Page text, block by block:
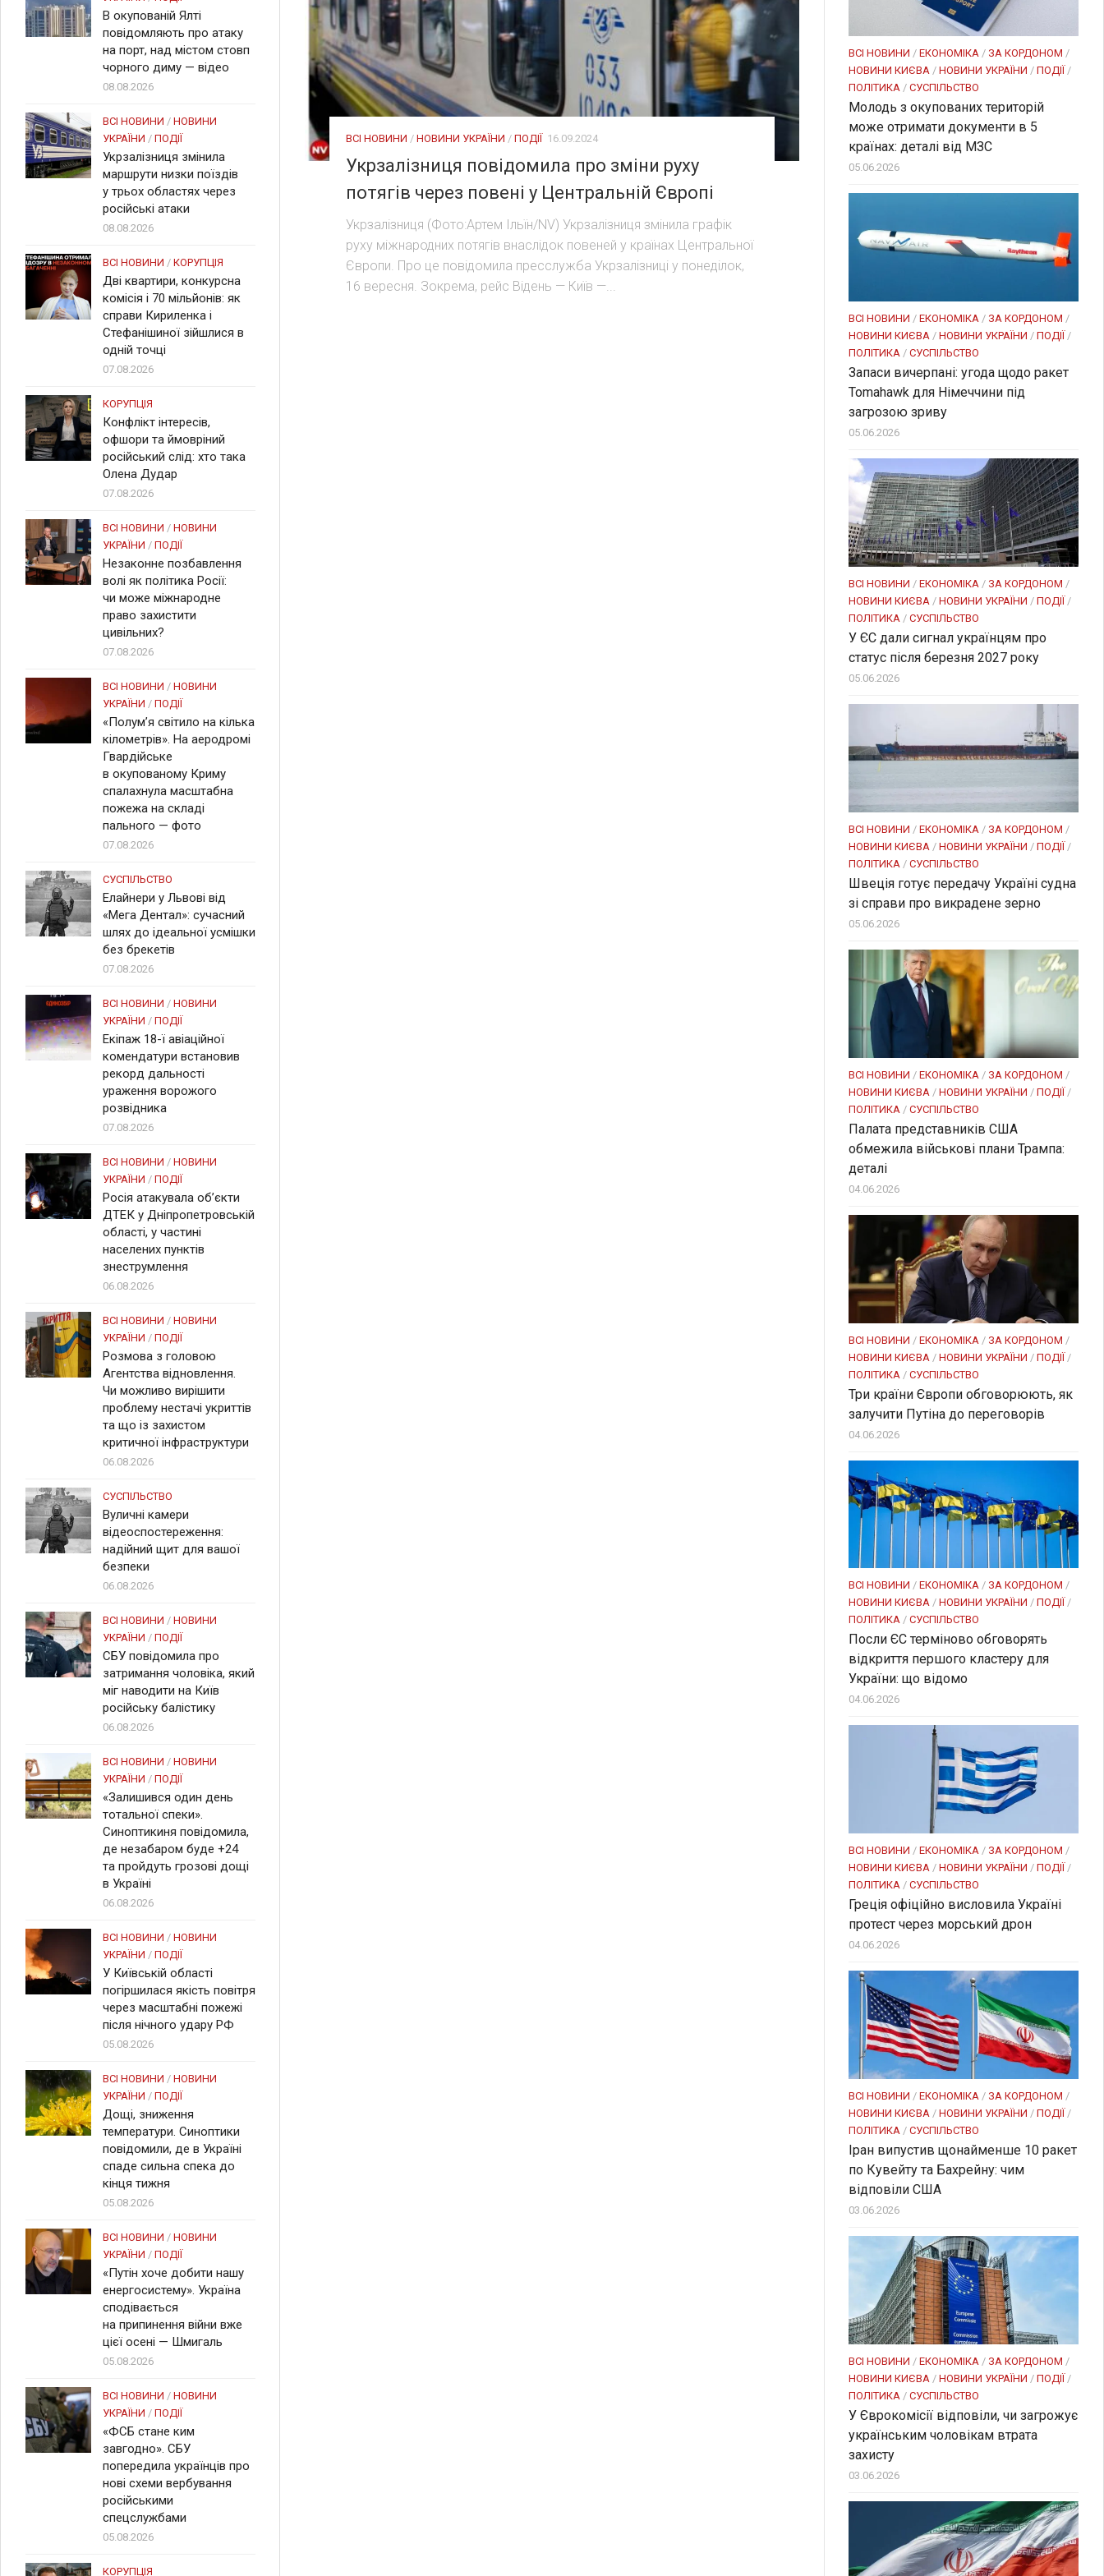
ВСІ НОВИНИ / НОВИНИ УКРАЇНИ / ПОДІЇ 16.09.2024
Укрзалізниця повідомила про зміни руху
потягів через повені у Центральній Європі
Укрзалізниця (Фото:Артем Ільїн/NV) Укрзалізниця змінила графік
руху міжнародних потягів внаслідок повеней у країнах Центральної
Європи. Про це повідомила пресслужба Укрзалізниці у понеділок,
16 вересня. Зокрема, рейс Відень — Київ —...
В окупованій Ялті
повідомляють про атаку
на порт, над містом стовп
чорного диму — відео
08.08.2026
ВСІ НОВИНИ / НОВИНИ
УКРАЇНИ / ПОДІЇ
Укрзалізниця змінила
маршрути низки поїздів
у трьох областях через
російські атаки
08.08.2026
ВСІ НОВИНИ / КОРУПЦІЯ
Дві квартири, конкурсна
комісія і 70 мільйонів: як
справи Кириленка і
Стефанішиної зійшлися в
одній точці
07.08.2026
КОРУПЦІЯ
Конфлікт інтересів,
офшори та ймовріний
російський слід: хто така
Олена Дудар
07.08.2026
ВСІ НОВИНИ / НОВИНИ
УКРАЇНИ / ПОДІЇ
Незаконне позбавлення
волі як політика Росії:
чи може міжнародне
право захистити
цивільних?
07.08.2026
ВСІ НОВИНИ / НОВИНИ
УКРАЇНИ / ПОДІЇ
«Полум’я світило на кілька
кілометрів». На аеродромі
Гвардійське
в окупованому Криму
спалахнула масштабна
пожежа на складі
пального — фото
07.08.2026
СУСПІЛЬСТВО
Елайнери у Львові від
«Мега Дентал»: сучасний
шлях до ідеальної усмішки
без брекетів
07.08.2026
ВСІ НОВИНИ / НОВИНИ
УКРАЇНИ / ПОДІЇ
Екіпаж 18-ї авіаційної
комендатури встановив
рекорд дальності
ураження ворожого
розвідника
07.08.2026
ВСІ НОВИНИ / НОВИНИ
УКРАЇНИ / ПОДІЇ
Росія атакувала об’єкти
ДТЕК у Дніпропетровській
області, у частині
населених пунктів
знеструмлення
06.08.2026
ВСІ НОВИНИ / НОВИНИ
УКРАЇНИ / ПОДІЇ
Розмова з головою
Агентства відновлення.
Чи можливо вирішити
проблему нестачі укриттів
та що із захистом
критичної інфраструктури
06.08.2026
СУСПІЛЬСТВО
Вуличні камери
відеоспостереження:
надійний щит для вашої
безпеки
06.08.2026
ВСІ НОВИНИ / НОВИНИ
УКРАЇНИ / ПОДІЇ
СБУ повідомила про
затримання чоловіка, який
міг наводити на Київ
російську балістику
06.08.2026
ВСІ НОВИНИ / НОВИНИ
УКРАЇНИ / ПОДІЇ
«Залишився один день
тотальної спеки».
Синоптикиня повідомила,
де незабаром буде +24
та пройдуть грозові дощі
в Україні
06.08.2026
ВСІ НОВИНИ / НОВИНИ
УКРАЇНИ / ПОДІЇ
У Київській області
погіршилася якість повітря
через масштабні пожежі
після нічного удару РФ
05.08.2026
ВСІ НОВИНИ / НОВИНИ
УКРАЇНИ / ПОДІЇ
Дощі, зниження
температури. Синоптики
повідомили, де в Україні
спаде сильна спека до
кінця тижня
05.08.2026
ВСІ НОВИНИ / НОВИНИ
УКРАЇНИ / ПОДІЇ
«Путін хоче добити нашу
енергосистему». Україна
сподівається
на припинення війни вже
цієї осені — Шмигаль
05.08.2026
ВСІ НОВИНИ / НОВИНИ
УКРАЇНИ / ПОДІЇ
«ФСБ стане ким
завгодно». СБУ
попередила українців про
нові схеми вербування
російськими
спецслужбами
05.08.2026
КОРУПЦІЯ
ВСІ НОВИНИ / ЕКОНОМІКА / ЗА КОРДОНОМ /
НОВИНИ КИЄВА / НОВИНИ УКРАЇНИ / ПОДІЇ /
ПОЛІТИКА / СУСПІЛЬСТВО
Молодь з окупованих територій
може отримати документи в 5
країнах: деталі від МЗС
05.06.2026
ВСІ НОВИНИ / ЕКОНОМІКА / ЗА КОРДОНОМ /
НОВИНИ КИЄВА / НОВИНИ УКРАЇНИ / ПОДІЇ /
ПОЛІТИКА / СУСПІЛЬСТВО
Запаси вичерпані: угода щодо ракет
Tomahawk для Німеччини під
загрозою зриву
05.06.2026
ВСІ НОВИНИ / ЕКОНОМІКА / ЗА КОРДОНОМ /
НОВИНИ КИЄВА / НОВИНИ УКРАЇНИ / ПОДІЇ /
ПОЛІТИКА / СУСПІЛЬСТВО
У ЄС дали сигнал українцям про
статус після березня 2027 року
05.06.2026
ВСІ НОВИНИ / ЕКОНОМІКА / ЗА КОРДОНОМ /
НОВИНИ КИЄВА / НОВИНИ УКРАЇНИ / ПОДІЇ/
ПОЛІТИКА / СУСПІЛЬСТВО
Швеція готує передачу Україні судна
зі справи про викрадене зерно
05.06.2026
ВСІ НОВИНИ / ЕКОНОМІКА / ЗА КОРДОНОМ /
НОВИНИ КИЄВА / НОВИНИ УКРАЇНИ / ПОДІЇ/
ПОЛІТИКА / СУСПІЛЬСТВО
Палата представників США
обмежила військові плани Трампа:
деталі
04.06.2026
ВСІ НОВИНИ / ЕКОНОМІКА / ЗА КОРДОНОМ /
НОВИНИ КИЄВА / НОВИНИ УКРАЇНИ / ПОДІЇ/
ПОЛІТИКА / СУСПІЛЬСТВО
Три країни Європи обговорюють, як
залучити Путіна до переговорів
04.06.2026
ВСІ НОВИНИ / ЕКОНОМІКА / ЗА КОРДОНОМ /
НОВИНИ КИЄВА / НОВИНИ УКРАЇНИ / ПОДІЇ /
ПОЛІТИКА / СУСПІЛЬСТВО
Посли ЄC терміново обговорять
відкриття першого кластеру для
України: що відомо
04.06.2026
ВСІ НОВИНИ / ЕКОНОМІКА / ЗА КОРДОНОМ /
НОВИНИ КИЄВА / НОВИНИ УКРАЇНИ / ПОДІЇ /
ПОЛІТИКА / СУСПІЛЬСТВО
Греція офіційно висловила Україні
протест через морський дрон
04.06.2026
ВСІ НОВИНИ / ЕКОНОМІКА / ЗА КОРДОНОМ /
НОВИНИ КИЄВА / НОВИНИ УКРАЇНИ / ПОДІЇ /
ПОЛІТИКА / СУСПІЛЬСТВО
Іран випустив щонайменше 10 ракет
по Кувейту та Бахрейну: чим
відповіли США
03.06.2026
ВСІ НОВИНИ / ЕКОНОМІКА / ЗА КОРДОНОМ /
НОВИНИ КИЄВА / НОВИНИ УКРАЇНИ / ПОДІЇ /
ПОЛІТИКА / СУСПІЛЬСТВО
У Єврокомісії відповіли, чи загрожує
українським чоловікам втрата
захисту
03.06.2026